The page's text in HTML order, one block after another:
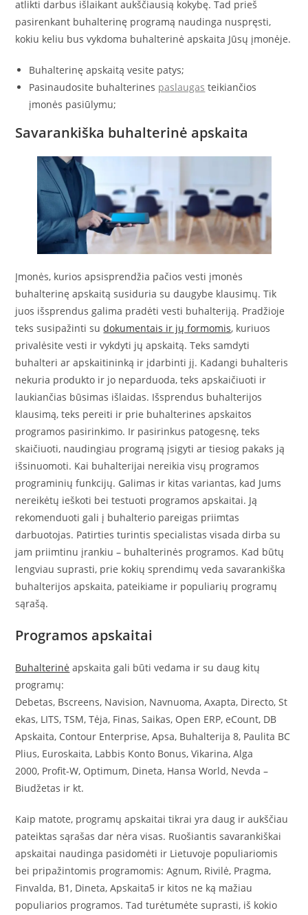
atlikti darbus išlaikant aukščiausią kokybę. Tad prieš
pasirenkant buhalterinę programą naudinga nuspręsti,
kokiu keliu bus vykdoma buhalterinė apskaita Jūsų įmonėje.
Buhalterinę apskaitą vesite patys;
Pasinaudosite buhalterines paslaugas teikiančios
įmonės pasiūlymu;
Savarankiška buhalterinė apskaita
Įmonės, kurios apsisprendžia pačios vesti įmonės
buhalterinę apskaitą susiduria su daugybe klausimų. Tik
juos išsprendus galima pradėti vesti buhalteriją. Pradžioje
teks susipažinti sudokumentais ir jų formomis, kuriuos
privalėsite vesti ir vykdyti jų apskaitą. Teks samdyti
buhalteri ar apskaitininką ir įdarbinti jį. Kadangi buhalteris
nekuria produkto ir jo neparduoda, teks apskaičiuoti ir
laukiančias būsimas išlaidas. Išsprendus buhalterijos
klausimą, teks pereiti ir prie buhalterines apskaitos
programos pasirinkimo. Ir pasirinkus patogesnę, teks
skaičiuoti, naudingiau programą įsigyti ar tiesiog pakaks ją
išsinuomoti. Kai buhalterijai nereikia visų programos
programinių funkcijų. Galimas ir kitas variantas, kad Jums
nereikėtų ieškoti bei testuoti programos apskaitai. Ją
rekomenduoti gali į buhalterio pareigas priimtas
darbuotojas. Patirties turintis specialistas visada dirba su
jam priimtinu įrankiu – buhalterinės programos. Kad būtų
lengviau suprasti, prie kokių sprendimų veda savarankiška
buhalterijos apskaita, pateikiame ir populiarių programų
sąrašą.
Programos apskaitai
Buhalterinė apskaita gali būti vedama ir su daug kitų
programų:
Debetas, Bscreens, Navision, Navnuoma, Axapta, Directo, St
ekas, LITS, TSM, Tėja, Finas, Saikas, Open ERP, eCount, DB
Apskaita, Contour Enterprise, Apsa, Buhalterija 8, Paulita BC
Plius, Euroskaita, Labbis Konto Bonus, Vikarina, Alga
2000, Profit-W, Optimum, Dineta, Hansa World, Nevda –
Biudžetas ir kt.
Kaip matote, programų apskaitai tikrai yra daug ir aukščiau
pateiktas sąrašas dar nėra visas. Ruošiantis savarankiškai
apskaitai naudinga pasidomėti ir Lietuvoje populiariomis
bei pripažintomis programomis: Agnum, Rivilė, Pragma,
Finvalda, B1, Dineta, Apskaita5 ir kitos ne ką mažiau
populiarios programos. Tad turėtumėte suprasti, iš kokio